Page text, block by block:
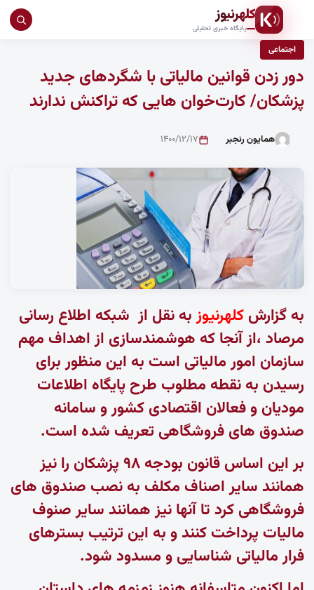
کلهرنیوز
پایگاه خبری تحلیلی
اجتماعی
دور زدن قوانین مالیاتی با شگردهای جدید
پزشکان/ کارت‌خوان هایی که تراکنش ندارند
همایون رنجبر ۱۴۰۰/۱۲/۱۷
به گزارش کلهرنیوزبه نقل از شبکه اطلاع رسانی
مرصاد ،از آنجا که هوشمندسازی از اهداف مهم
سازمان امور مالیاتی است به این منظور برای
رسیدن به نقطه مطلوب طرح پایگاه اطلاعات
مودیان و فعالان اقتصادی کشور و سامانه
صندوق های فروشگاهی تعریف شده است.
بر این اساس قانون بودجه ۹۸ پزشکان را نیز
همانند سایر اصناف مکلف به نصب صندوق های
فروشگاهی کرد تا آنها نیز همانند سایر صنوف
مالیات پرداخت کنند و به این ترتیب بسترهای
فرار مالیاتی شناسایی و مسدود شود.